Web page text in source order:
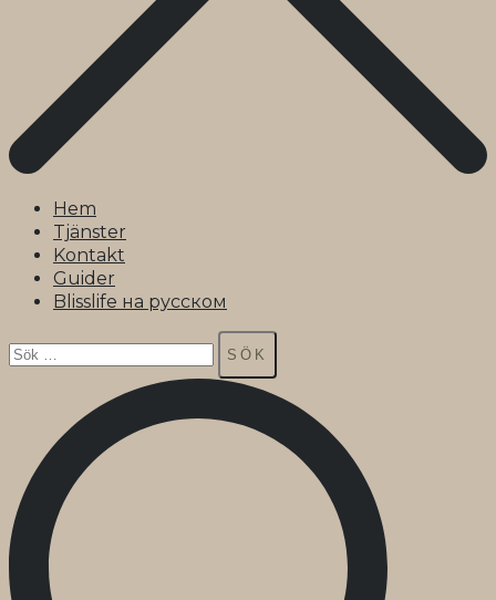
Hem
Tjänster
Kontakt
Guider
Blisslife на русском
Sök
efter: